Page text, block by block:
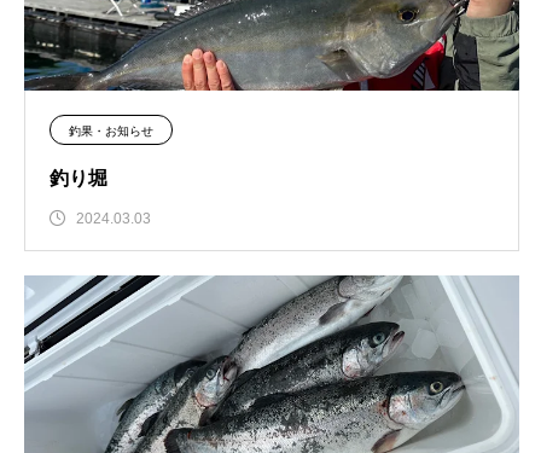
釣果・お知らせ
釣り堀
2024.03.03